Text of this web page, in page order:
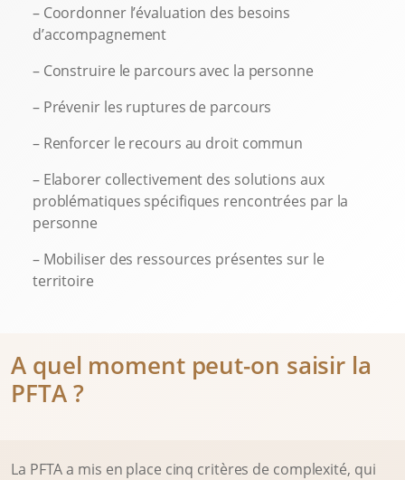
– Coordonner l’évaluation des besoins
d’accompagnement
– Construire le parcours avec la personne
– Prévenir les ruptures de parcours
– Renforcer le recours au droit commun
– Elaborer collectivement des solutions aux
problématiques spécifiques rencontrées par la
personne
– Mobiliser des ressources présentes sur le
territoire
A quel moment peut-on saisir la
PFTA ?
La PFTA a mis en place cinq critères de complexité, qui